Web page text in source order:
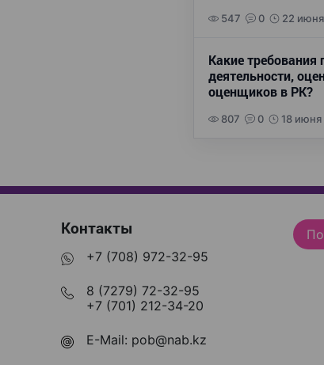
547 0 22
Какие
деятельности,
оценщиков в РК?
807 0 18
Контакты
+7 (708) 972-32-95
8 (7279) 72-32-95
+7 (701) 212-34-20
E-Mail: pob@nab.kz